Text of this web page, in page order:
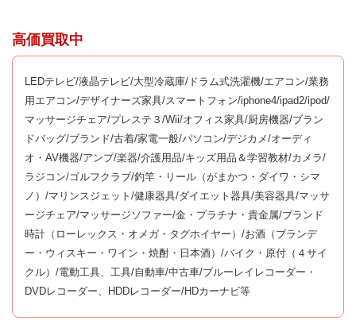
高価買取中
LEDテレビ/液晶テレビ/大型冷蔵庫/ドラム式洗濯機/エアコン/業務
用エアコン/デザイナーズ家具/スマートフォン/iphone4/ipad2/ipod/
マッサージチェア/プレステ３/Wii/オフィス家具/厨房機器/ブラン
ドバッグ/ブランド/古着/家電一般/パソコン/デジカメ/オーディ
オ・AV機器/アンプ/楽器/介護用品/キッズ用品＆学習教材/カメラ/
ラジコン/ゴルフクラブ/釣竿・リール（がまかつ・ダイワ・シマ
ノ）/マリンスジェット/健康器具/ダイエット器具/美容器具/マッサ
ージチェア/マッサージソファー/金・プラチナ・貴金属/ブランド
時計（ローレックス・オメガ・タグホイヤー）/お酒（ブランデ
ー・ウィスキー・ワイン・焼酎・日本酒）/バイク・原付（４サイ
クル）/電動工具、工具/自動車/中古車/ブルーレイレコーダー・
DVDレコーダー、HDDレコーダー/HDカーナビ等